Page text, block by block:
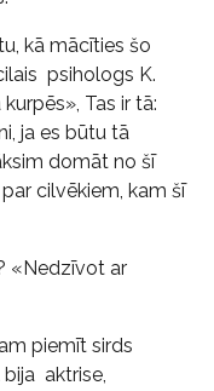
kā mācīties šo
psihologs K.
Tas ir tā:
ja es būtu tā
domāt no šī
cilvēkiem, kam šī
«Nedzīvot ar
piemīt sirds
aktrise,